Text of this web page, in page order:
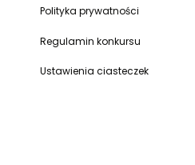
Polityka prywatności
Regulamin konkursu
Ustawienia ciasteczek